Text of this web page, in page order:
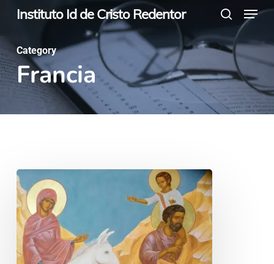
Skip
main
content
Instituto Id de Cristo Redentor
search
Menu
Category
Francia
Arte,
migración
y
talleres
de